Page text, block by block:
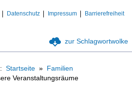
Datenschutz Impressum Barrierefreiheit
zur Schlagwortwolke
Startseite
Familien
Veranstaltungsräume